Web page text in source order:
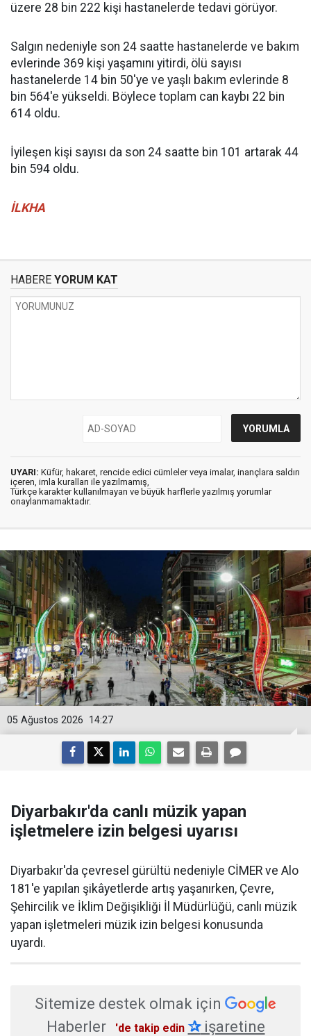
üzere 28 bin 222 kişi hastanelerde tedavi görüyor.
Salgın nedeniyle son 24 saatte hastanelerde ve bakım
evlerinde 369 kişi yaşamını yitirdi, ölü sayısı
hastanelerde 14 bin 50'ye ve yaşlı bakım evlerinde 8
bin 564'e yükseldi. Böylece toplam can kaybı 22 bin
614 oldu.
İyileşen kişi sayısı da son 24 saatte bin 101 artarak 44
bin 594 oldu.
İLKHA
HABERE YORUM KAT
UYARI: Küfür, hakaret, rencide edici cümleler veya imalar, inançlara saldırı
içeren, imla kuralları ile yazılmamış,
Türkçe karakter kullanılmayan ve büyük harflerle yazılmış yorumlar
onaylanmamaktadır.
14:27
05 Ağustos 2026
Diyarbakır'da canlı müzik yapan
işletmelere izin belgesi uyarısı
Diyarbakır'da çevresel gürültü nedeniyle CİMER ve Alo
181'e yapılan şikâyetlerde artış yaşanırken, Çevre,
Şehircilik ve İklim Değişikliği İl Müdürlüğü, canlı müzik
yapan işletmeleri müzik izin belgesi konusunda
uyardı.
Sitemize destek olmak için
Haberler
'de takip edin ✰işaretine